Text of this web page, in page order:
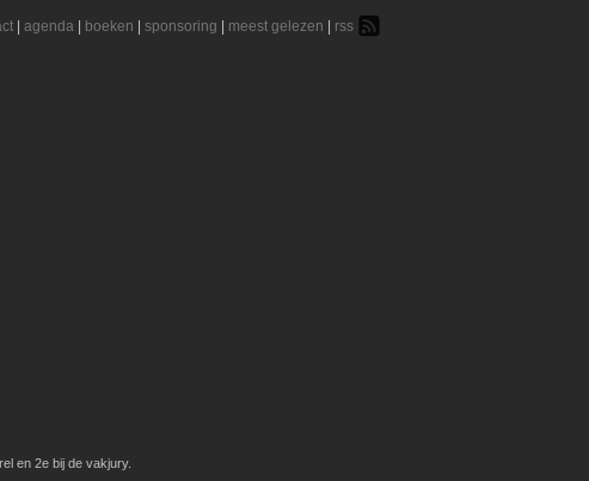
agenda boeken sponsoring meest gelezen rss
en 2e bij de vakjury.